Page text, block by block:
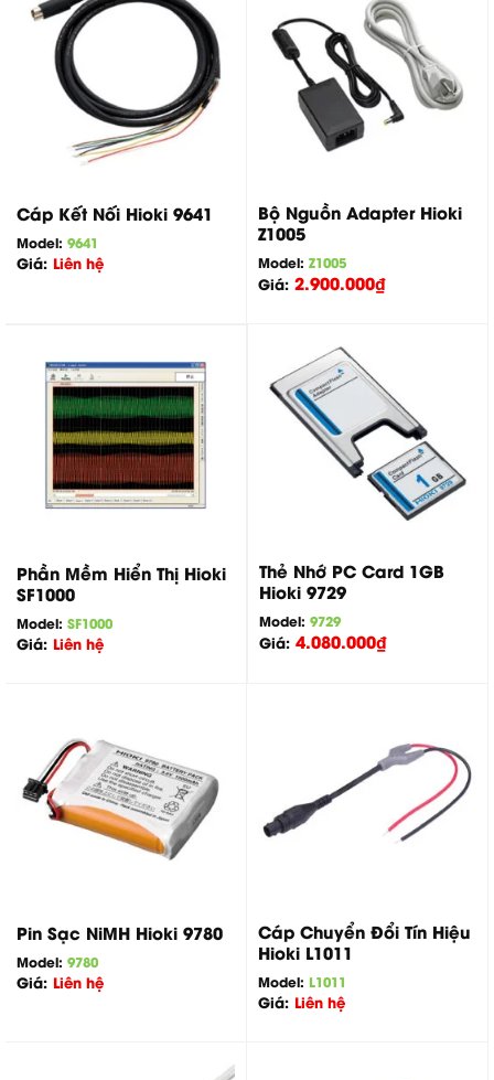
Cáp Kết Nối Hioki 9641
Model: 9641
Giá: Liên hệ
Bộ Nguồn Adapter Hioki
Z1005
Model: Z1005
Giá: 2.900.000₫
Phần Mềm Hiển Thị Hioki
SF1000
Model: SF1000
Giá: Liên hệ
Thẻ Nhớ PC Card 1GB
Hioki 9729
Model: 9729
Giá: 4.080.000₫
Pin Sạc NiMH Hioki 9780
Model: 9780
Giá: Liên hệ
Cáp Chuyển Đổi Tín Hiệu
Hioki L1011
Model: L1011
Giá: Liên hệ